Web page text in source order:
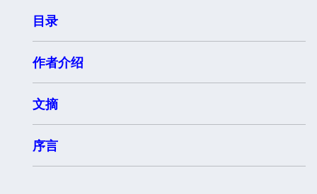
目录
作者介绍
文摘
序言